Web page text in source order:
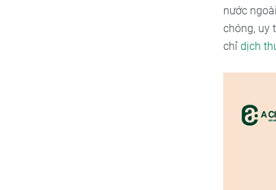
nước
chóng, uy
chỉ dịch